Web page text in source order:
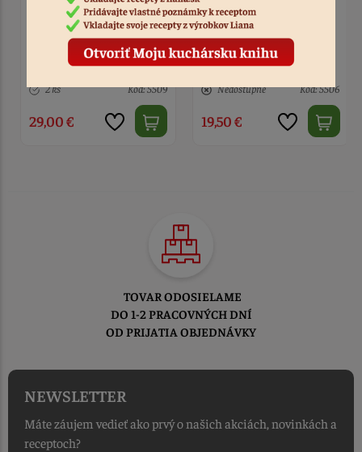
Pasta Pistáciová 1 kg
2 ks Kód: 5509
29,00 €
Pasta Kokosová 1 kg
Nedostupné Kód: 5506
19,50 €
TOVAR ODOSIELAME
DO 1-2 PRACOVNÝCH DNÍ
OD PRIJATIA OBJEDNÁVKY
NEWSLETTER
Máte záujem vedieť ako prvý o našich akciách, novinkách a
receptoch?